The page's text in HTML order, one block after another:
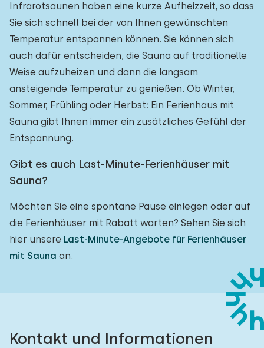
Infrarotsaunen haben eine kurze Aufheizzeit, so dass
Sie sich schnell bei der von Ihnen gewünschten
Temperatur entspannen können. Sie können sich
auch dafür entscheiden, die Sauna auf traditionelle
Weise aufzuheizen und dann die langsam
ansteigende Temperatur zu genießen. Ob Winter,
Sommer, Frühling oder Herbst: Ein Ferienhaus mit
Sauna gibt Ihnen immer ein zusätzliches Gefühl der
Entspannung.
Gibt es auch Last-Minute-Ferienhäuser mit
Sauna?
Möchten Sie eine spontane Pause einlegen oder auf
die Ferienhäuser mit Rabatt warten? Sehen Sie sich
hier unsere Last-Minute-Angebote für Ferienhäuser
mit Sauna an.
Kontakt und Informationen